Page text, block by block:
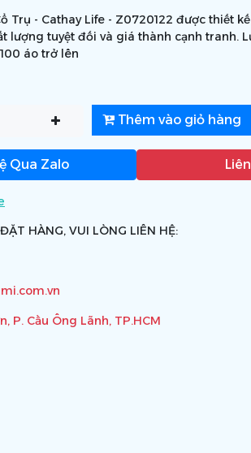
Trụ - Cathay Life - Z0720122 được thiết
lượng tuyệt đối và giá thành cạnh tranh.
áo trở lên
Thêm vào giỏ hàng
Qua Zalo
HÀNG, VUI LÒNG LIÊN HỆ:
P. Cầu Ông Lãnh, TP.HCM